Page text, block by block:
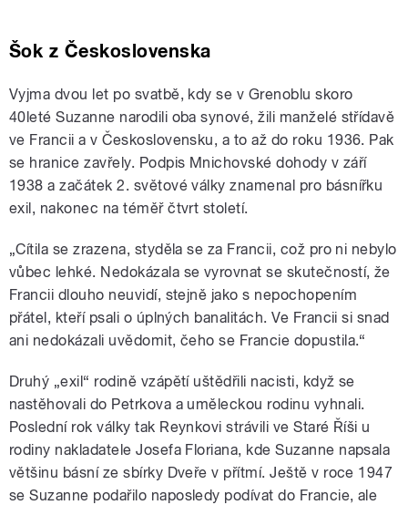
Šok z Československa
Vyjma dvou let po svatbě, kdy se v Grenoblu skoro
40leté Suzanne narodili oba synové, žili manželé střídavě
ve Francii a v Československu, a to až do roku 1936. Pak
se hranice zavřely. Podpis Mnichovské dohody v září
1938 a začátek 2. světové války znamenal pro básnířku
exil, nakonec na téměř čtvrt století.
„Cítila se zrazena, styděla se za Francii, což pro ni nebylo
vůbec lehké. Nedokázala se vyrovnat se skutečností, že
Francii dlouho neuvidí, stejně jako s nepochopením
přátel, kteří psali o úplných banalitách. Ve Francii si snad
ani nedokázali uvědomit, čeho se Francie dopustila.“
Druhý „exil“ rodině vzápětí uštědřili nacisti, když se
nastěhovali do Petrkova a uměleckou rodinu vyhnali.
Poslední rok války tak Reynkovi strávili ve Staré Říši u
rodiny nakladatele Josefa Floriana, kde Suzanne napsala
většinu básní ze sbírky Dveře v přítmí. Ještě v roce 1947
se Suzanne podařilo naposledy podívat do Francie, ale